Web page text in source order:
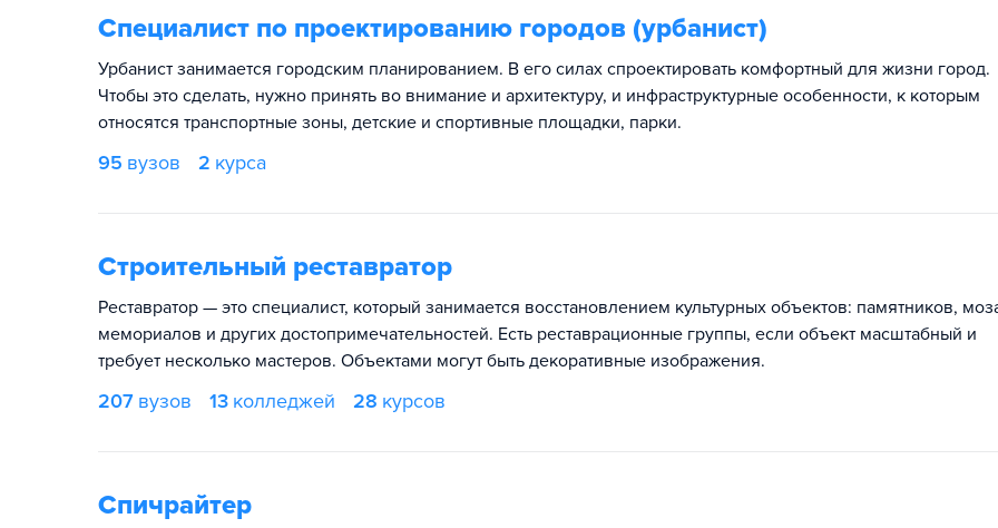
Специалист по проектированию городов (урбанист)
Урбанист занимается городским планированием. В его силах спроектировать комфортный для жизни город.
Чтобы это сделать, нужно принять во внимание и архитектуру, и инфраструктурные особенности, к которым
относятся транспортные зоны, детские и спортивные площадки, парки.
95 вузов 2 курса
Строительный реставратор
Реставратор — это специалист, который занимается восстановлением культурных объектов: памятников,
мемориалов и других достопримечательностей. Есть реставрационные группы, если объект масштабный и
требует несколько мастеров. Объектами могут быть декоративные изображения.
207 вузов 13 колледжей 28 курсов
Спичрайтер